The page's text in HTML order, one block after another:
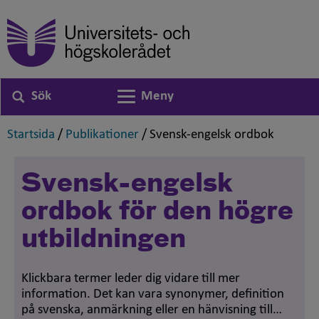
Sök
Växla navigering
Meny
Startsida ,
/ Publikationer ,
/ Svensk-engelsk ordbok
Svensk-engelsk
ordbok för den högre
utbildningen
Klickbara termer leder dig vidare till mer
information. Det kan vara synonymer, definition
på svenska, anmärkning eller en hänvisning till